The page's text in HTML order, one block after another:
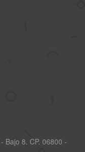
Bajo 8. CP. 06800 -